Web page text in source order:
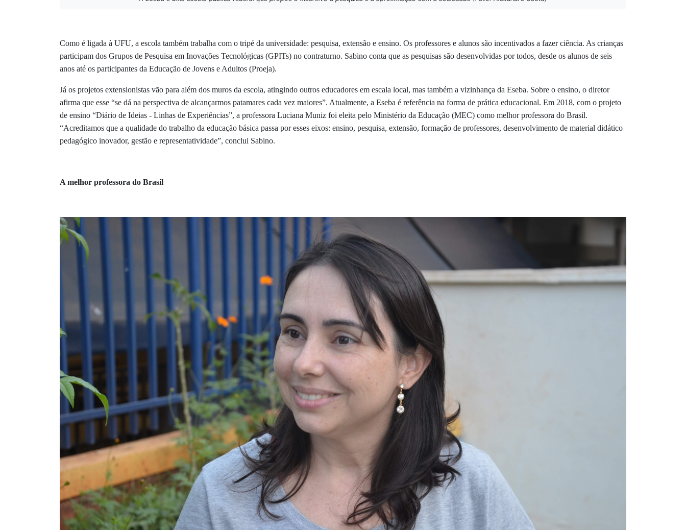
Como é ligada à UFU, a escola também trabalha com o tripé da universidade: pesquisa, extensão e ensino. Os professores e alunos são incentivados a fazer ciência. As crianças
participam dos Grupos de Pesquisa em Inovações Tecnológicas (GPITs) no contraturno. Sabino conta que as pesquisas são desenvolvidas por todos, desde os alunos de seis
anos até os participantes da Educação de Jovens e Adultos (Proeja).
Já os projetos extensionistas vão para além dos muros da escola, atingindo outros educadores em escala local, mas também a vizinhança da Eseba. Sobre o ensino, o diretor
afirma que esse “se dá na perspectiva de alcançarmos patamares cada vez maiores”. Atualmente, a Eseba é referência na forma de prática educacional. Em 2018, com o projeto
de ensino “Diário de Ideias - Linhas de Experiências”, a professora Luciana Muniz foi eleita pelo Ministério da Educação (MEC) como melhor professora do Brasil.
“Acreditamos que a qualidade do trabalho da educação básica passa por esses eixos: ensino, pesquisa, extensão, formação de professores, desenvolvimento de material didático
pedagógico inovador, gestão e representatividade”, conclui Sabino.
A melhor professora do Brasil